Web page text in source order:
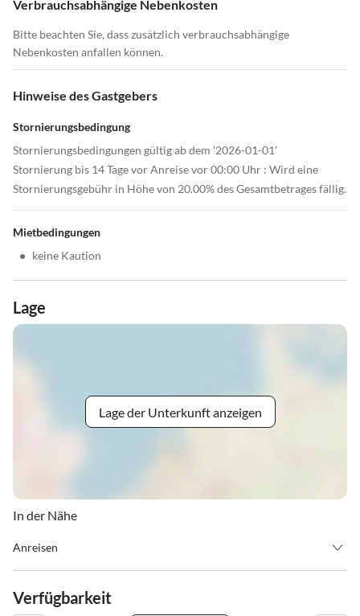
Verbrauchsabhängige Nebenkosten
Bitte beachten Sie, dass zusätzlich verbrauchsabhängige
Nebenkosten anfallen können.
Hinweise des Gastgebers
Stornierungsbedingung
Stornierungsbedingungen gültig ab dem '2026-01-01'
Stornierung bis 14 Tage vor Anreise vor 00:00 Uhr : Wird eine
Stornierungsgebühr in Höhe von 20.00% des Gesamtbetrages fällig.
Mietbedingungen
• keine Kaution
Lage
Lage der Unterkunft anzeigen
In der Nähe
Anreisen
Check out: 7:00 - 10:00 Uhr
Verfügbarkeit